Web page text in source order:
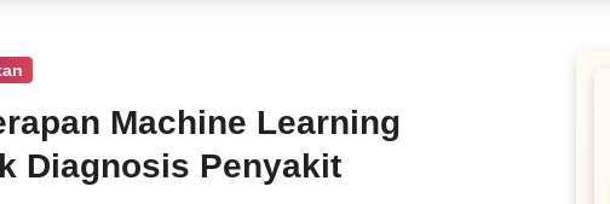
Machine Learning
Diagnosis Penyakit